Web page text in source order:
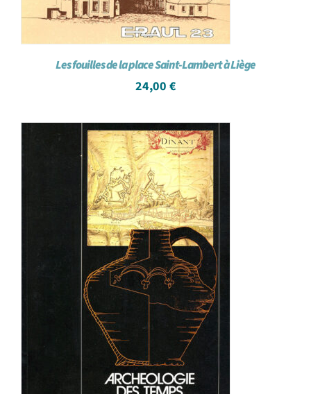
Les fouilles de la place Saint-Lambert à Liège
24,00 €